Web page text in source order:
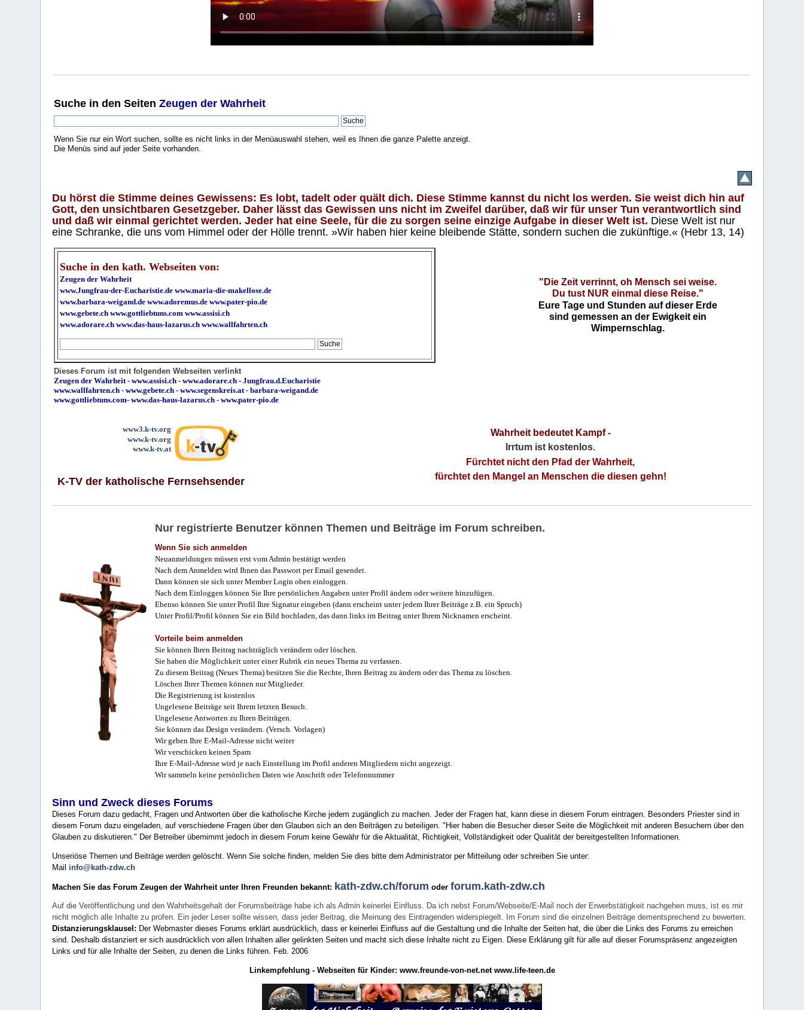
Suche in den SeitenZeugen der Wahrheit
Wenn Sie nur ein Wort suchen, sollte es nicht links in der Menüauswahl stehen, weil es Ihnen die ganze Palette anzeigt.
Die Menüs sind auf jeder Seite vorhanden..
Du hörst die Stimme deines Gewissens: Es lobt, tadelt oder quält dich. Diese Stimme kannst du nicht los werden. Sie weist dich hin auf
Gott, den unsichtbaren Gesetzgeber. Daher lässt das Gewissen uns nicht im Zweifel darüber, daß wir für unser Tun verantwortlich sind
und daß wir einmal gerichtet werden. Jeder hat eine Seele, für die zu sorgen seine einzige Aufgabe in dieser Welt ist. Diese Welt ist nur
eine Schranke, die uns vom Himmel oder der Hölle trennt. »Wir haben hier keine bleibende Stätte, sondern suchen die zukünftige.« (Hebr 13, 14)
Suche in den kath. Webseiten von:
Zeugen der Wahrheit
www.Jungfrau-der-Eucharistie.de www.maria-die-makellose.de
www.barbara-weigand.de www.adoremus.de www.pater-pio.de
www.gebete.ch www.gottliebtuns.com www.assisi.ch
www.adorare.ch www.das-haus-lazarus.ch www.wallfahrten.ch
"Die Zeit verrinnt, oh Mensch sei weise.
Du tust NUR einmal diese Reise."
Eure Tage und Stunden auf dieser Erde
sind gemessen an der Ewigkeit ein
Wimpernschlag.
Dieses Forum ist mit folgenden Webseiten verlinkt
Zeugen der Wahrheit-www.assisi.ch -www.adorare.ch -Jungfrau.d.Eucharistie
www.wallfahrten.ch -www.gebete.ch -www.segenskreis.at-barbara-weigand.de
www.gottliebtuns.com-www.das-haus-lazarus.ch - www.pater-pio.de
www3.k-tv.org
www.k-tv.org
www.k-tv.at
K-TV der katholische Fernsehsender
Wahrheit bedeutet Kampf-
Irrtum ist kostenlos.
Fürchtet nicht den Pfad der Wahrheit,
fürchtet den Mangel an Menschen die diesen gehn!
Nur registrierte Benutzer können Themen und Beiträge im Forum schreiben.
Wenn Sie sich anmelden
Neuanmeldungen müssen erst vom Admin bestätigt werden
Nach dem Anmelden wird Ihnen das Passwort per Email gesendet.
Dann können sie sich unter Member Login oben einloggen.
Nach dem Einloggen können Sie Ihre persönlichen Angaben unter Profil ändern oder weitere hinzufügen.
Ebenso können Sie unter Profil Ihre Signatur eingeben (dann erscheint unter jedem Ihrer Beiträge z.B. ein Spruch)
Unter Profil/Profil können Sie ein Bild hochladen, das dann links im Beitrag unter Ihrem Nicknamen erscheint.
Vorteile beim anmelden
Sie können Ihren Beitrag nachträglich verändern oder löschen.
Sie haben die Möglichkeit unter einer Rubrik ein neues Thema zu verfassen.
Zu diesem Beitrag (Neues Thema) besitzen Sie die Rechte, Ihren Beitrag zu ändern oder das Thema zu löschen.
Löschen Ihrer Themen können nur Mitglieder.
Die Registrierung ist kostenlos
Ungelesene Beiträge seit Ihrem letzten Besuch.
Ungelesene Antworten zu Ihren Beiträgen.
Sie können das Design verändern. (Versch. Vorlagen)
Wir geben Ihre E-Mail-Adresse nicht weiter
Wir verschicken keinen Spam
Ihre E-Mail-Adresse wird je nach Einstellung im Profil anderen Mitgliedern nicht angezeigt.
Wir sammeln keine persönlichen Daten wie Anschrift oder Telefonnummer
Sinn und Zweck dieses Forums
Dieses Forum dazu gedacht, Fragen und Antworten über die katholische Kirche jedem zugänglich zu machen. Jeder der Fragen hat, kann diese in diesem Forum eintragen. Besonders Priester sind in
diesem Forum dazu eingeladen, auf verschiedene Fragen über den Glauben sich an den Beiträgen zu beteiligen. "Hier haben die Besucher dieser Seite die Möglichkeit mit anderen Besuchern über den
Glauben zu diskutieren." Der Betreiber übernimmt jedoch in diesem Forum keine Gewähr für die Aktualität, Richtigkeit, Vollständigkeit oder Qualität der bereitgestellten Informationen.
Unseriöse Themen und Beiträge werden gelöscht. Wenn Sie solche finden, melden Sie dies bitte dem Administrator per Mitteilung oder schreiben Sie unter:
Mail info@kath-zdw.ch
Machen Sie das Forum Zeugen der Wahrheit unter Ihren Freunden bekannt: kath-zdw.ch/forum oderforum.kath-zdw.ch
Auf die Veröffentlichung und den Wahrheitsgehalt der Forumsbeiträge habe ich als Admin keinerlei Einfluss. Da ich nebst Forum/Webseite/E-Mail noch der Erwerbstätigkeit nachgehen muss, ist es mir
nicht möglich alle Inhalte zu prüfen. Ein jeder Leser sollte wissen, dass jeder Beitrag, die Meinung des Eintragenden widerspiegelt. Im Forum sind die einzelnen Beiträge dementsprechend zu bewerten.
Distanzierungsklausel: Der Webmaster dieses Forums erklärt ausdrücklich, dass er keinerlei Einfluss auf die Gestaltung und die Inhalte der Seiten hat, die über die Links des Forums zu erreichen
sind. Deshalb distanziert er sich ausdrücklich von allen Inhalten aller gelinkten Seiten und macht sich diese Inhalte nicht zu Eigen. Diese Erklärung gilt für alle auf dieser Forumspräsenz angezeigten
Links und für alle Inhalte der Seiten, zu denen die Links führen. Feb. 2006
Linkempfehlung - Webseiten für Kinder: www.freunde-von-net.net www.life-teen.de